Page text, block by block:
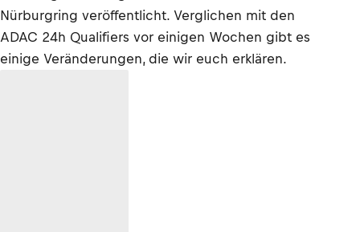
Nürburgring veröffentlicht. Verglichen mit den
ADAC 24h Qualifiers vor einigen Wochen gibt es
einige Veränderungen, die wir euch erklären.